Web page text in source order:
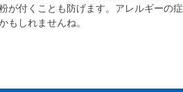
が付くことも防げます。アレルギーの症
もしれませんね。